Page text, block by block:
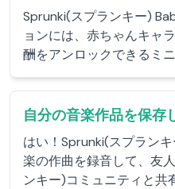
Sprunki(スプランキー)
ョンには、赤ちゃんキャ
酬をアンロックできるミ
自分の音楽作品を保存
はい！Sprunki(スプラン
楽の作曲を録音して、友
ンキー)コミュニティと共